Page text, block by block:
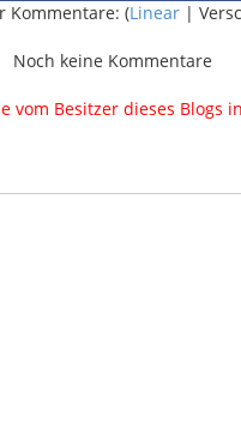
Kommentare: (Linear|
Noch keine Kommentare
vom Besitzer dieses Blogs